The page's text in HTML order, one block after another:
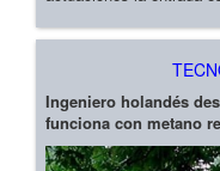
Ingeniero holandés
funciona con metano